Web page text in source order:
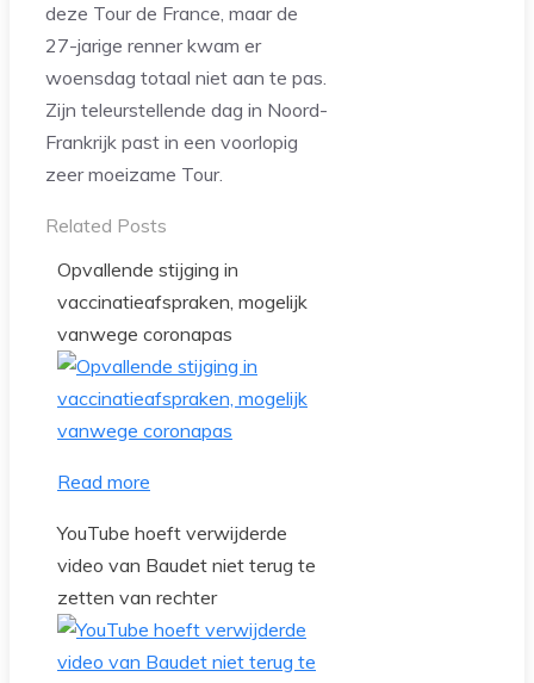
deze Tour de France, maar de
27-jarige renner kwam er
woensdag totaal niet aan te pas.
Zijn teleurstellende dag in Noord-
Frankrijk past in een voorlopig
zeer moeizame Tour.
Related Posts
Opvallende stijging in
vaccinatieafspraken, mogelijk
vanwege coronapas
Read more
YouTube hoeft verwijderde
video van Baudet niet terug te
zetten van rechter